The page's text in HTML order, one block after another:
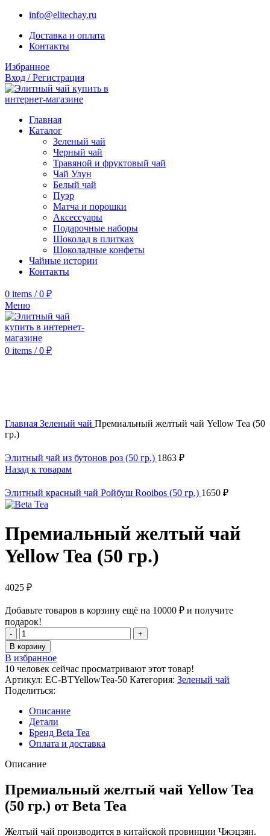
info@elitechay.ru
Доставка и оплата
Контакты
Избранное
Вход / Регистрация
Главная
Каталог
Зеленый чай
Черный чай
Травяной и фруктовый чай
Чай Улун
Белый чай
Пуэр
Матча и порошки
Аксессуары
Подарочные наборы
Шоколад в плитках
Шоколадные конфеты
Чайные истории
Контакты
0 items / 0 ₽
Меню
0 items / 0 ₽
Главная Зеленый чай Премиальный желтый чай Yellow Tea (50
гр.)
Элитный чай из бутонов роз (50 гр.) 1863 ₽
Назад к товарам
Элитный красный чай Ройбуш Rooibos (50 гр.) 1650 ₽
Премиальный желтый чай
Yellow Tea (50 гр.)
4025 ₽
Добавьте товаров в корзину ещё на 10000 ₽ и получите
подарок!
Количество
товара
Премиальный
желтый
чай
Yellow
Tea
(50
гр.)
В корзину
В избранное
10 человек сейчас просматривают этот товар!
Артикул: EC-BTYellowTea-50 Категория: Зеленый чай
Поделиться:
Описание
Детали
Бренд Beta Tea
Оплата и доставка
Описание
Премиальный желтый чай Yellow Tea
(50 гр.) от Beta Tea
Желтый чай производится в китайской провинции Чжэцзян.